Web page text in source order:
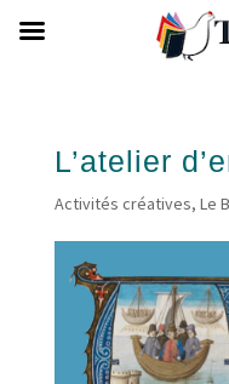
L’atelier
Activités créatives, Le